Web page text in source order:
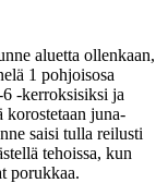
aluetta ollenkaan,
1 pohjoisosa
-kerroksisiksi ja
korostetaan juna-
saisi tulla reilusti
tehoissa, kun
porukkaa.